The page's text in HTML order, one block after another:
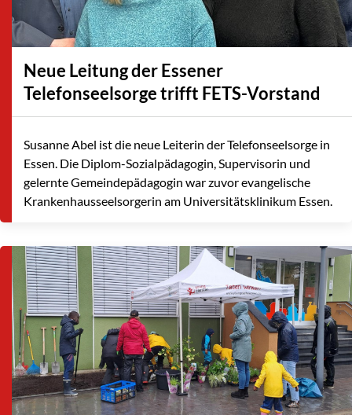
Neue Leitung der Essener
Telefonseelsorge trifft FETS-Vorstand
Susanne Abel ist die neue Leiterin der Telefonseelsorge in
Essen. Die Diplom-Sozialpädagogin, Supervisorin und
gelernte Gemeindepädagogin war zuvor evangelische
Krankenhausseelsorgerin am Universitätsklinikum Essen.